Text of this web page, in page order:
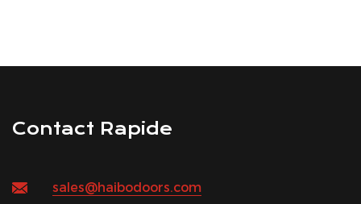
Contact Rapide
sales@haibodoors.com